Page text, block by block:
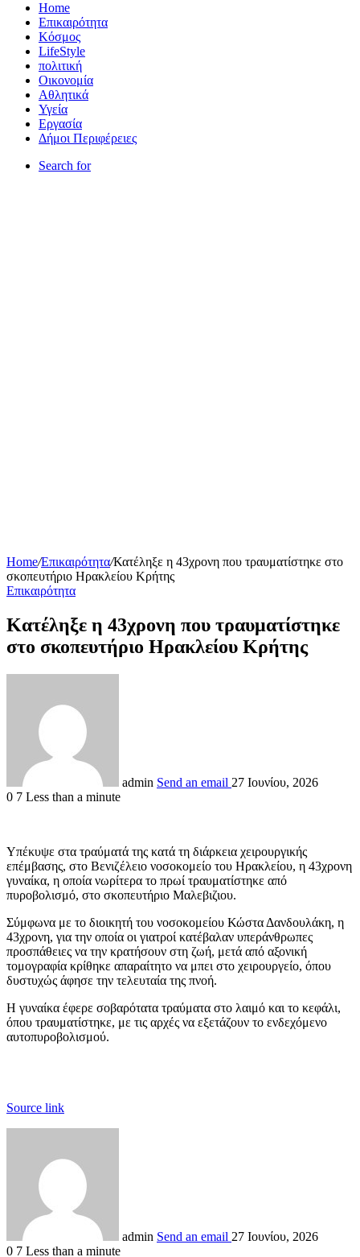
Home
Επικαιρότητα
Κόσμος
LifeStyle
πολιτική
Οικονομία
Αθλητικά
Υγεία
Εργασία
Δήμοι Περιφέρειες
Search for
Home/Επικαιρότητα/Κατέληξε η 43χρονη που τραυματίστηκε στο
σκοπευτήριο Ηρακλείου Κρήτης
Επικαιρότητα
Κατέληξε η 43χρονη που τραυματίστηκε
στο σκοπευτήριο Ηρακλείου Κρήτης
admin Send an email 27 Ιουνίου, 2026
0 7 Less than a minute
Υπέκυψε στα τραύματά της κατά τη διάρκεια χειρουργικής
επέμβασης, στο Βενιζέλειο νοσοκομείο του Ηρακλείου, η 43χρονη
γυναίκα, η οποία νωρίτερα το πρωί τραυματίστηκε από
πυροβολισμό, στο σκοπευτήριο Μαλεβιζιου.
Σύμφωνα με το διοικητή του νοσοκομείου Κώστα Δανδουλάκη, η
43χρονη, για την οποία οι γιατροί κατέβαλαν υπεράνθρωπες
προσπάθειες να την κρατήσουν στη ζωή, μετά από αξονική
τομογραφία κρίθηκε απαραίτητο να μπει στο χειρουργείο, όπου
δυστυχώς άφησε την τελευταία της πνοή.
Η γυναίκα έφερε σοβαρότατα τραύματα στο λαιμό και το κεφάλι,
όπου τραυματίστηκε, με τις αρχές να εξετάζουν το ενδεχόμενο
αυτοπυροβολισμού.
Source link
admin Send an email 27 Ιουνίου, 2026
0 7 Less than a minute